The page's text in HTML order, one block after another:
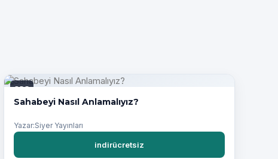
PDF
Sahabeyi Nasıl Anlamalıyız?
Yazar:Siyer Yayınları
indirücretsiz